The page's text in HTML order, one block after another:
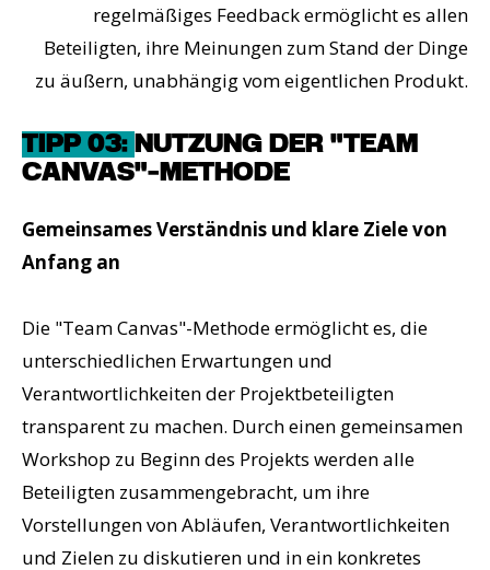
regelmäßiges Feedback ermöglicht es allen
Beteiligten, ihre Meinungen zum Stand der Dinge
zu äußern, unabhängig vom eigentlichen Produkt.
TIPP 03: NUTZUNG DER "TEAM
CANVAS"-METHODE
Gemeinsames Verständnis und klare Ziele von
Anfang an
Die "Team Canvas"-Methode ermöglicht es, die
unterschiedlichen Erwartungen und
Verantwortlichkeiten der Projektbeteiligten
transparent zu machen. Durch einen gemeinsamen
Workshop zu Beginn des Projekts werden alle
Beteiligten zusammengebracht, um ihre
Vorstellungen von Abläufen, Verantwortlichkeiten
und Zielen zu diskutieren und in ein konkretes